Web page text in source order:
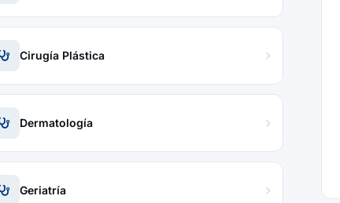
Cirugía Plástica
Dermatología
Geriatría